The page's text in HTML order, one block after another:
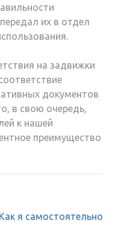
их в отдел
на задвижки
документов
в свою очередь,
к нашей
преимущество
Как я самостоятельно